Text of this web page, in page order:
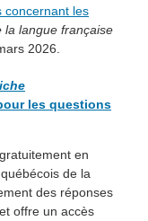
concernant les
la langue française
2026.
les questions
en
de la
des réponses
offre un accès